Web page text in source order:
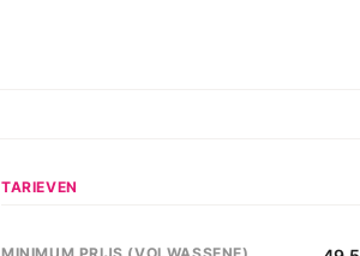
TARIEVEN